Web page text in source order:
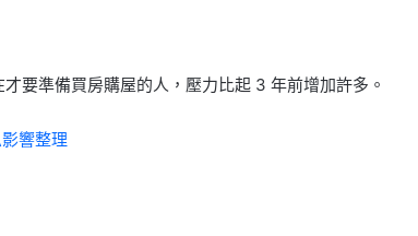
要準備買房購屋的人，壓力比起 3 年前增加許多。
響整理